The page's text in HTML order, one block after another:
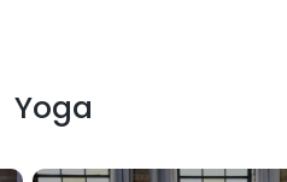
Yoga